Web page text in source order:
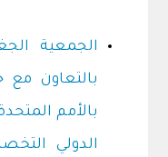
الجمعية
بالتعاون مع
بالأمم
الدولي